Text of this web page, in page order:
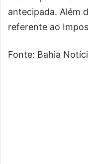
antecipada. Além
referente ao
Fonte: Bahia